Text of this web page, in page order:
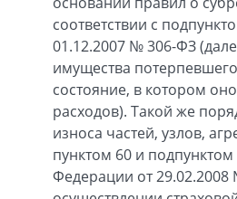
соответствии с
01.12.2007 № 306-ФЗ
имущества
состояние, в котором
расходов). Такой же
износа частей, узлов,
пунктом 60 и
Федерации от